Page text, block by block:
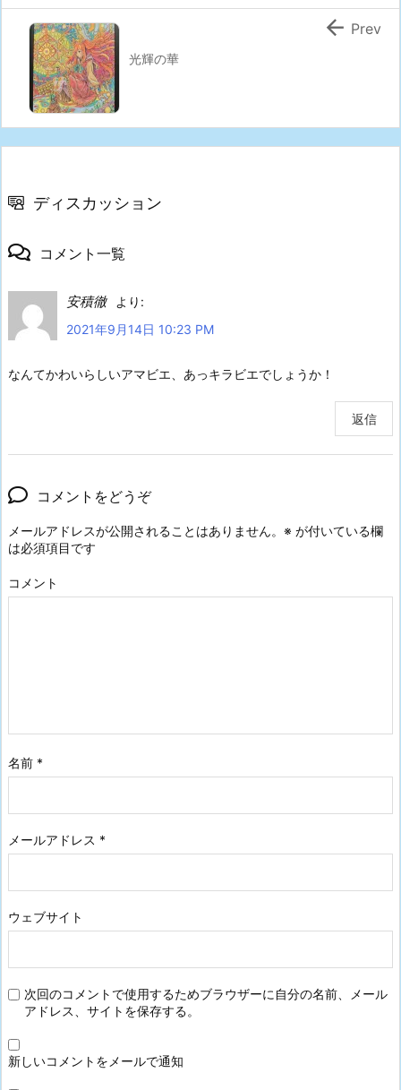
光輝の華
 Prev
ディスカッション
コメント一覧
安積徹
より:
2021年9月14日 10:23 PM
なんてかわいらしいアマビエ、あっキラビエでしょうか！
返信
コメントをどうぞ
メールアドレスが公開されることはありません。 ※ が付いている欄
は必須項目です
コメント
名前 *
メールアドレス *
ウェブサイト
次回のコメントで使用するためブラウザーに自分の名前、メール
アドレス、サイトを保存する。
新しいコメントをメールで通知